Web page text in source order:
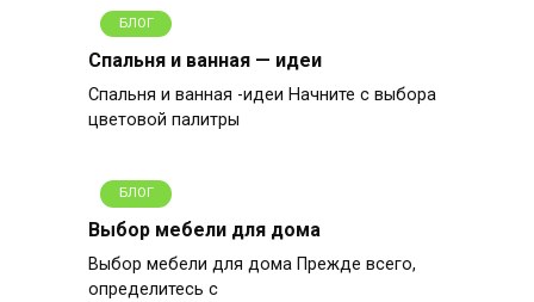
БЛОГ
Спальня и ванная — идеи
Спальня и ванная -идеи Начните с выбора
цветовой палитры
БЛОГ
Выбор мебели для дома
Выбор мебели для дома Прежде всего,
определитесь с